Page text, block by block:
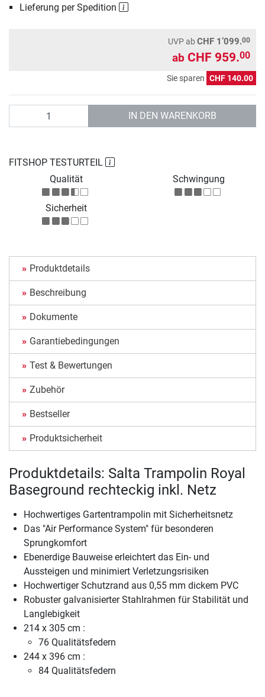
Lieferung per Spedition
UVPab CHF 1’099.00
ab CHF 959.00
Sie sparen CHF 140.00
IN DEN WARENKORB
FITSHOP TESTURTEIL
Qualität
Schwingung
Sicherheit
Produktdetails
Beschreibung
Dokumente
Garantiebedingungen
Test & Bewertungen
Zubehör
Bestseller
Produktsicherheit
Produktdetails: Salta Trampolin Royal
Baseground rechteckig inkl. Netz
Hochwertiges Gartentrampolin mit Sicherheitsnetz
Das "Air Performance System" für besonderen
Sprungkomfort
Ebenerdige Bauweise erleichtert das Ein- und
Aussteigen und minimiert Verletzungsrisiken
Hochwertiger Schutzrand aus 0,55 mm dickem PVC
Robuster galvanisierter Stahlrahmen für Stabilität und
Langlebigkeit
214 x 305 cm :
76 Qualitätsfedern
244 x 396 cm :
84 Qualitätsfedern